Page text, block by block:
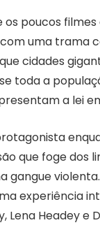
poucos
uma trama
cidades
toda a
a lei
que foge dos
gangue
experiência
Lena Headey e